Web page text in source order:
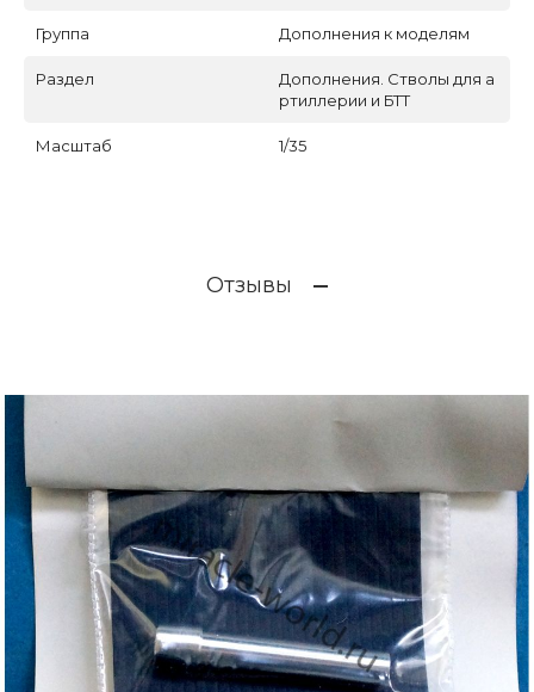
Группа Дополнения к моделям
Раздел
Дополнения. Стволы для а
ртиллерии и БТТ
Масштаб 1/35
Отзывы